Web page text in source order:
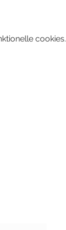
cookies.